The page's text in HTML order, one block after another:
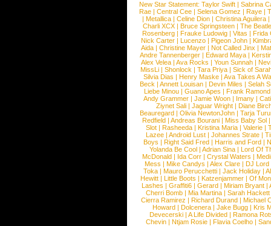
New Star Statement: Taylor Swift | Sabrina
Rae |Central Cee |Selena Gomez |Raye |
| Metallica | Celine Dion | Christina Aguilera |
Charli XCX |Bruce Springsteen |The
Rosenberg | Frauke Ludowig | Vitas | Frida
Nick Carter | Lucenzo | Pigeon John |
Aida |Christine Mayer |Not Called Jinx |
Andre Tannenberger | Edward Maya |
Alex Velea | Ava Rocks | Youn Sunnah |
MissLi | Shonlock | Tara Priya | Sick of
Silvia Dias |Henry Maske |Ava Takes A
Beck |Annett Louisan |Devin Miles |Selah
Liebe Minou |Guano Apes |Frank Ramond
Andy Grammer |Jamie Woon | Imany |
Ziynet Sali |Jaguar Wright |Diane
Beauregard |Olivia NewtonJohn |Tarja
Redfield | Andreas Bourani | Miss Baby Sol
Slot | Rasheeda | Kristina Maria | Valerie |
Lazee | Android Lust | Johannes Strate |
Boys | Right Said Fred | Harris and Ford |
Yolanda Be Cool |Adrian Sina |Lord Of
McDonald | Ida Corr |Crystal Waters |
Mess | Mike Candys | Alex Clare | DJ Lord
Toka | Mauro Perucchetti | Jack Holiday |
Hewitt |Little Boots |Katzenjammer |Of
Lashes |Graffiti6 |Gerard |Miriam Bryant |
Cherri Bomb | Mia Martina | Sarah Hackett
Cierra Ramirez | Richard Durand | Michael
Howard |Dolcenera |Jake Bugg |Kris
Devecerski |A Life Divided |Ramona
Chevin |Ntjam Rosie |Flavia Coelho |